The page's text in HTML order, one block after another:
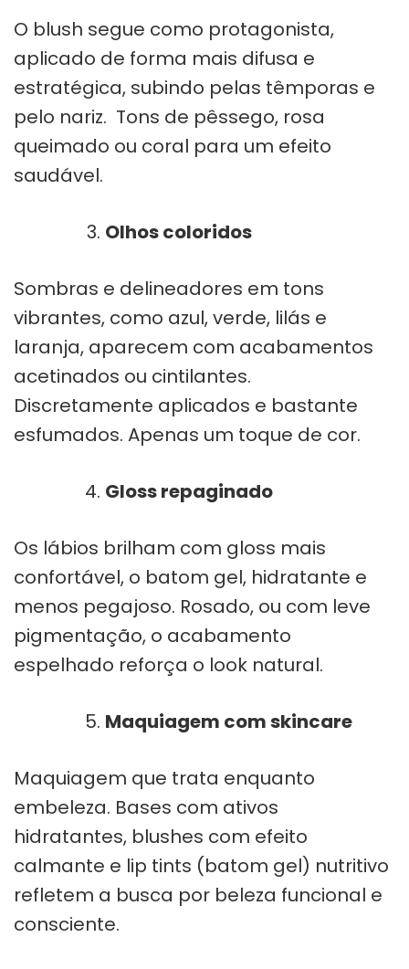
O blush segue como protagonista,
aplicado de forma mais difusa e
estratégica, subindo pelas têmporas e
pelo nariz. Tons de pêssego, rosa
queimado ou coral para um efeito
saudável.
Olhos coloridos
Sombras e delineadores em tons
vibrantes, como azul, verde, lilás e
laranja, aparecem com acabamentos
acetinados ou cintilantes.
Discretamente aplicados e bastante
esfumados. Apenas um toque de cor.
Gloss repaginado
Os lábios brilham com gloss mais
confortável, o batom gel, hidratante e
menos pegajoso. Rosado, ou com leve
pigmentação, o acabamento
espelhado reforça o look natural.
Maquiagem com skincare
Maquiagem que trata enquanto
embeleza. Bases com ativos
hidratantes, blushes com efeito
calmante e lip tints (batom gel) nutritivo
refletem a busca por beleza funcional e
consciente.